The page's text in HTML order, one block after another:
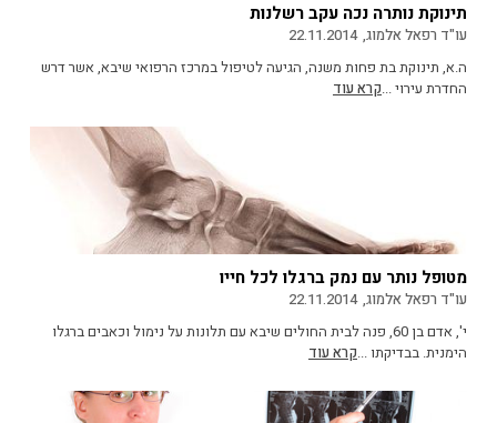
תינוקת נותרה נכה עקב רשלנות
עו"ד רפאל אלמוג, 22.11.2014
ה.א, תינוקת בת פחות משנה, הגיעה לטיפול במרכז הרפואי שיבא, אשר דרש
החדרת עירוי ...קרא עוד
מטופל נותר עם נמק ברגלו לכל חייו
עו"ד רפאל אלמוג, 22.11.2014
י', אדם בן 60, פנה לבית החולים שיבא עם תלונות על נימול וכאבים ברגלו
הימנית. בבדיקתו ...קרא עוד